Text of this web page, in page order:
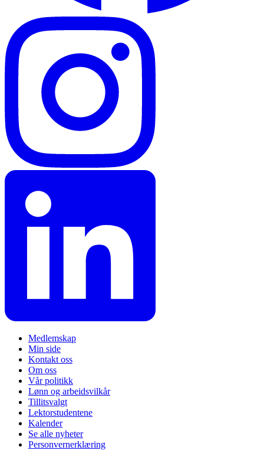
Medlemskap
Min side
Kontakt oss
Om oss
Vår politikk
Lønn og arbeidsvilkår
Tillitsvalgt
Lektorstudentene
Kalender
Se alle nyheter
Personvernerklæring